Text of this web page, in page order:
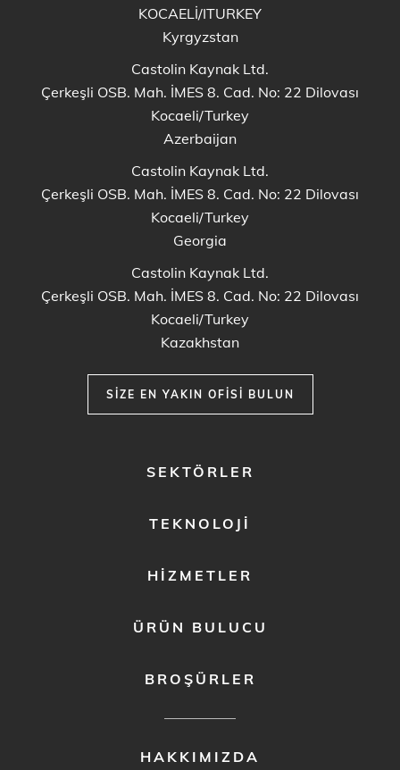
KOCAELİ/ITURKEY
Kyrgyzstan
Castolin Kaynak Ltd.
Çerkeşli OSB. Mah. İMES 8. Cad. No: 22 Dilovası
Kocaeli/Turkey
Azerbaijan
Castolin Kaynak Ltd.
Çerkeşli OSB. Mah. İMES 8. Cad. No: 22 Dilovası
Kocaeli/Turkey
Georgia
Castolin Kaynak Ltd.
Çerkeşli OSB. Mah. İMES 8. Cad. No: 22 Dilovası
Kocaeli/Turkey
Kazakhstan
SIZE EN YAKIN OFISI BULUN
SEKTÖRLER
TEKNOLOJI
HIZMETLER
ÜRÜN BULUCU
BROŞÜRLER
HAKKIMIZDA